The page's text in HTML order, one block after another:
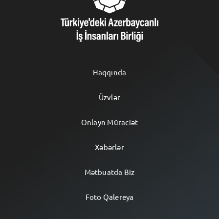
AZ ⌄
Haqqında
Üzvlər
Onlayn Müraciət
Xəbərlər
Mətbuatda Biz
Foto Qalereya